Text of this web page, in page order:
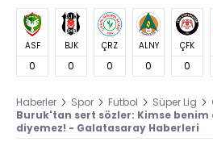
ASF
0
BJK
0
ÇRZ
0
ALNY
0
ÇFK
0
Haberler Spor Futbol Süper Lig
Buruk'tan sert sözler: Kimse
diyemez! - Galatasaray Haberleri